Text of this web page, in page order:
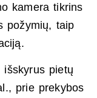
kamera tikrins
požymių, taip
pietų
prie prekybos